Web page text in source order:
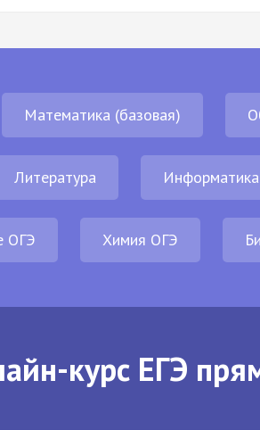
Математика (базовая)
Литература Информатика
ОГЭ Химия ОГЭ
курс ЕГЭ